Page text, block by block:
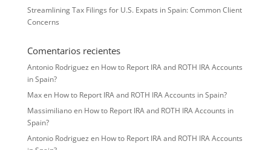
Streamlining Tax Filings for U.S. Expats in Spain: Common Client
Concerns
Comentarios recientes
Antonio Rodriguez en How to Report IRA and ROTH IRA Accounts
in Spain?
Maxen How to Report IRA and ROTH IRA Accounts in Spain?
Massimilianoen How to Report IRA and ROTH IRA Accounts in
Spain?
Antonio Rodriguez en How to Report IRA and ROTH IRA Accounts